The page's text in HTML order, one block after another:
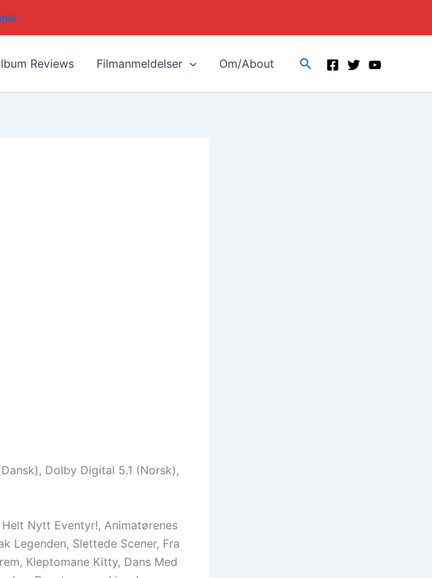
Reviews Filmanmeldelser Om/About Search
Dolby Digital 5.1 (Norsk),
Nytt Eventyr!, Animatørenes
Legenden, Slettede Scener, Fra
Kleptomane Kitty, Dans Med